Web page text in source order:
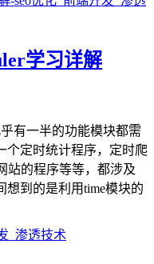
学习详解
有一半的功能模块都需
个定时统计程序，定时爬
站的程序等等，都涉及
想到的是利用time模块的